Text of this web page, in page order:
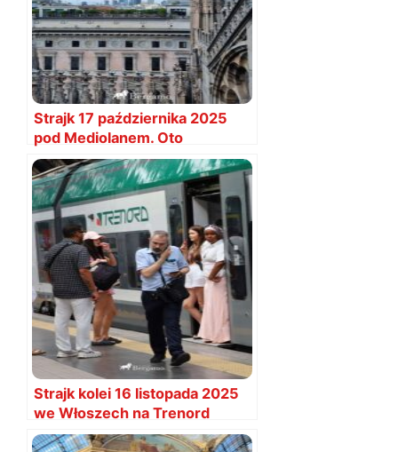
Strajk 17 października 2025
pod Mediolanem. Oto
utrudnienia
Strajk kolei 16 listopada 2025
we Włoszech na Trenord